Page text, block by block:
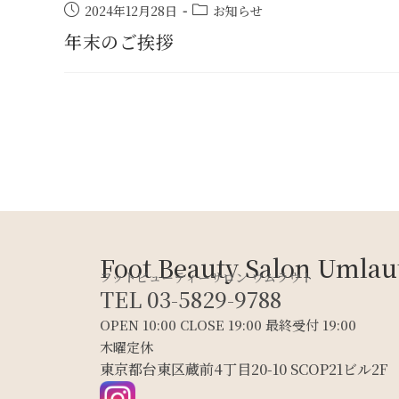
2024年12月28日 お知らせ
年末のご挨拶
Foot Beauty Salon
フットビューティーサロン ウムラウト
TEL 03-5829-9788
OPEN 10:00 CLOSE 19:00 最終受付 19:00
木曜定休
東京都台東区蔵前4丁目20-10 SCOP21ビル2F